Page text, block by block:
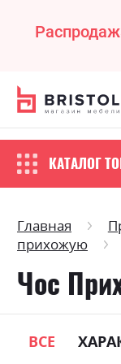
КАТАЛОГ
Главная
прихожую
Чос
ВСЕ